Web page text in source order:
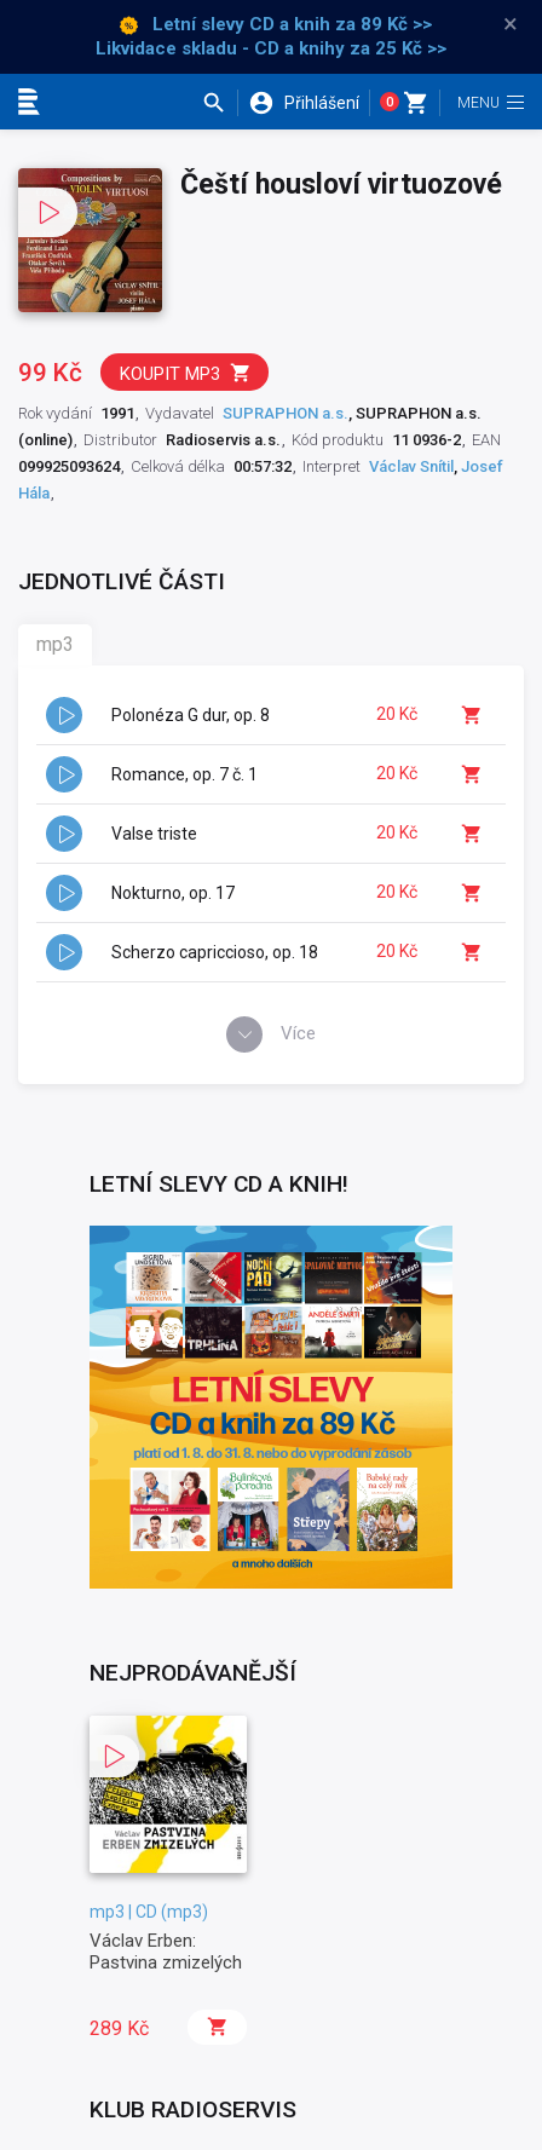
Letní slevy CD a knih za 89 Kč >>
Likvidace skladu - CD a knihy za 25 Kč >>
×
Přihlášení 0
Čeští housloví virtuozové
99 Kč KOUPIT MP3
Rok vydání 1991 Vydavatel SUPRAPHON a.s., SUPRAPHON a.s.
(online)
Distributor Radioservis a.s. Kód produktu 11 0936-2
EAN
099925093624
Celková délka 00:57:32 Interpret Václav Snítil , Josef
Hála
JEDNOTLIVÉ ČÁSTI
mp3
Polonéza G dur, op. 8 20 Kč
Romance, op. 7 č. 1 20 Kč
Valse triste 20 Kč
Nokturno, op. 17 20 Kč
Scherzo capriccioso, op. 18 20 Kč
Více
LETNÍ SLEVY CD A KNIH!
NEJPRODÁVANĚJŠÍ
mp3 | CD (mp3)
Václav Erben:
Pastvina zmizelých
289 Kč
KLUB RADIOSERVIS